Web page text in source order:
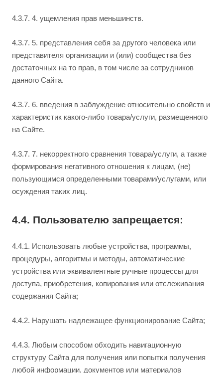
4.3.7. 4. ущемления прав меньшинств.
4.3.7. 5. представления себя за другого человека или
представителя организации и (или) сообщества без
достаточных на то прав, в том числе за сотрудников
данного Сайта.
4.3.7. 6. введения в заблуждение относительно свойств и
характеристик какого-либо товара/услуги, размещенного
на Сайте.
4.3.7. 7. некорректного сравнения товара/услуги, а также
формирования негативного отношения к лицам, (не)
пользующимся определенными товарами/услугами, или
осуждения таких лиц.
4.4. Пользователю запрещается:
4.4.1. Использовать любые устройства, программы,
процедуры, алгоритмы и методы, автоматические
устройства или эквивалентные ручные процессы для
доступа, приобретения, копирования или отслеживания
содержания Сайта;
4.4.2. Нарушать надлежащее функционирование Сайта;
4.4.3. Любым способом обходить навигационную
структуру Сайта для получения или попытки получения
любой информации, документов или материалов